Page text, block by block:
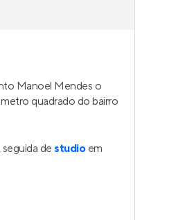
Manoel Mendes o
quadrado do bairro
seguida destudioem